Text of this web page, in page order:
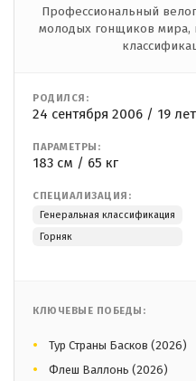
Профессиональный
молодых гонщиков мира,
РОДИЛСЯ:
24 сентября 2006 / 19
ПАРАМЕТРЫ:
183 см / 65 кг
СПЕЦИАЛИЗАЦИЯ:
Генеральная классификация
Горняк
КЛЮЧЕВЫЕ ПОБЕДЫ:
Тур Страны Басков (2026)
Флеш Валлонь (2026)